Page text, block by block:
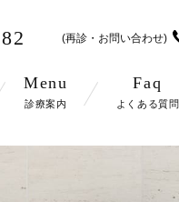
(再診・お問い合わせ)
Menu
診療案内
Faq
よくある質問